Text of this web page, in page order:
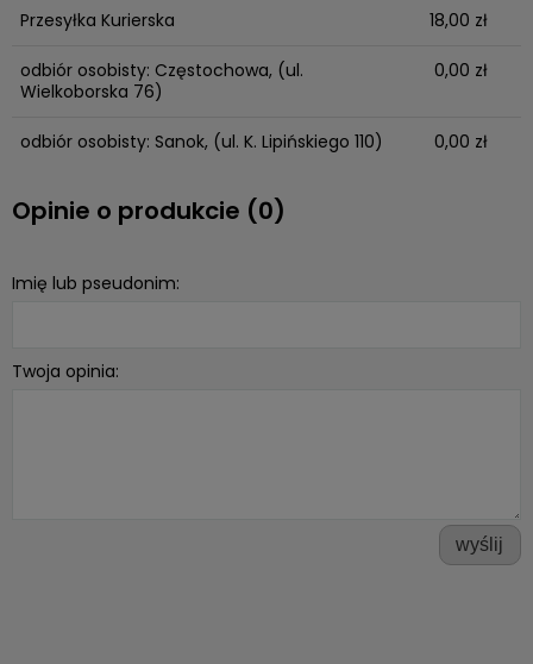
Przesyłka Kurierska 18,00 zł
odbiór osobisty: Częstochowa, (ul.
Wielkoborska 76)
0,00 zł
odbiór osobisty: Sanok, (ul. K. Lipińskiego 110) 0,00 zł
Opinie o produkcie (0)
Imię lub pseudonim:
Twoja opinia:
wyślij